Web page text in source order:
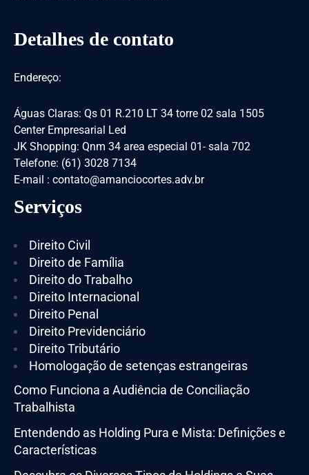
Detalhes de contato
Endereço:
Águas Claras: Qs 01 R.210 LT 34 torre 02 sala 1505
Center Empresarial Led
JK Shopping: Qnm 34 area especial 01- sala 702
Telefone: (61) 3028 7134
E-mail : contato@amanciocortes.adv.br
Serviços
Direito Civil
Direito de Família
Direito do Trabalho
Direito Internacional
Direito Penal
Direito Previdenciário
Direito Tributário
Homologação de setenças estrangeiras
Como Funciona a Audiência de Conciliação
Trabalhista
Entendendo as Holding Pura e Mista: Definições e
Características